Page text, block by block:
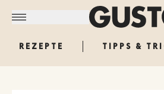
REZEPTE TIPPS &